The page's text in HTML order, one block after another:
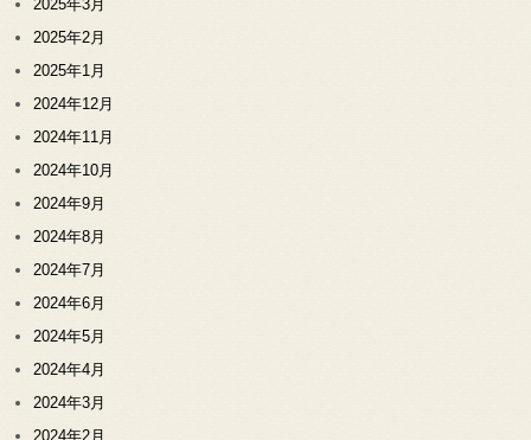
2025年3月
2025年2月
2025年1月
2024年12月
2024年11月
2024年10月
2024年9月
2024年8月
2024年7月
2024年6月
2024年5月
2024年4月
2024年3月
2024年2月